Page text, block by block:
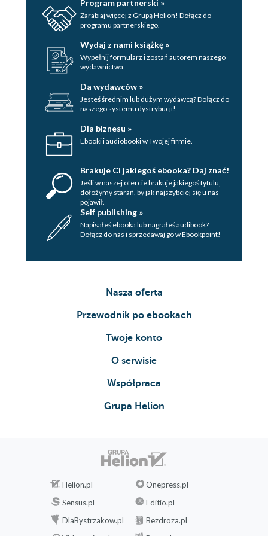
podkijowskich miejscowościach
8.3. Fiasko negocjacji stambulskich
Aneks
Program partnerski »
Zarabiaj więcej z Grupą Helion! Dołącz do
programu partnerskiego.
Wydaj z nami książkę »
Wypełnij formularz i zostań autorem naszego
wydawnictwa.
Da wydawców »
Jesteś średnim lub dużym wydawcą? Dołącz do
naszego systemu dystrybucji!
Dla biznesu »
Ebooki i audiobooki w Twojej firmie.
Brakuje Ci jakiegoś ebooka? Daj znać!
Jeśli w naszej ofercie brakuje jakiegoś tytulu,
dołożymy starań, by jak najszybciej się u nas
pojawił.
Self publishing »
Napisałeś ebooka lub nagrałeś audibook?
Dołącz do nas i sprzedawaj go w Ebookpoint!
Nasza oferta
Przewodnik po ebookach
Twoje konto
O serwisie
Współpraca
Grupa Helion
Helion.pl
Onepress.pl
Sensus.pl
Editio.pl
DlaBystrzakow.pl
Bezdroza.pl